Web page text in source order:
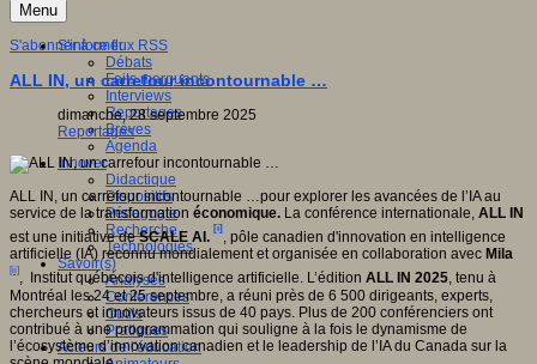
Menu
S'informer
Débats
Faits marquants
Interviews
Reportages
Brèves
Agenda
Innover
Didactique
Dispositifs
Pédagogie
Recherche
Technologies
Savoir(s)
Analyses
Conférences
Outils
Pratiques
Acteurs de l'éducation
S'abonner à ce flux RSS
ALL IN, un carrefour incontournable …
dimanche, 28 septembre 2025
Reportages
ALL IN, un carrefour incontournable …pour explorer les avancées de l’IA au
service de la transformation économique. La conférence internationale, ALL IN
est une initiative deSCALE AI.
[i]
, pôle canadien d'innovation en intelligence
artificielle (IA) reconnu mondialement et organisée en collaboration avec Mila
[ii]
, Institut québécois d'intelligence artificielle. L’édition ALL IN 2025, tenu à
Montréal les 24 et 25 septembre, a réuni près de 6 500 dirigeants, experts,
chercheurs et innovateurs issus de 40 pays. Plus de 200 conférenciers ont
contribué à une programmation qui souligne à la fois le dynamisme de
l’écosystème d’innovation canadien et le leadership de l’IA du Canada sur la